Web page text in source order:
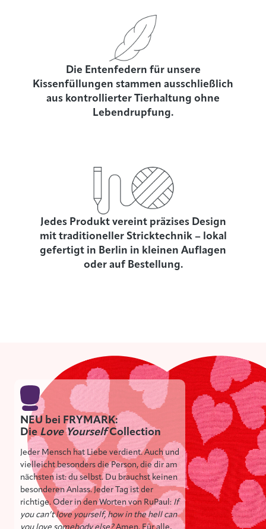
Die Entenfedern für unsere
Kissenfüllungen stammen ausschließlich
aus kontrollierter Tierhaltung ohne
Lebendrupfung.
Jedes Produkt vereint präzises Design
mit traditioneller Stricktechnik – lokal
gefertigt in Berlin in kleinen Auflagen
oder auf Bestellung.
NEU bei FRYMARK:
Die Love YourselfCollection
Jeder Mensch hat Liebe verdient. Auch und
vielleicht besonders die Person, die dir am
nächsten ist: du selbst. Du brauchst keinen
besonderen Anlass. Jeder Tag ist der
richtige. Oder in den Worten von RuPaul:If
you can’t love yourself, how in the hell can
you love somebody else?Amen. Für alle,